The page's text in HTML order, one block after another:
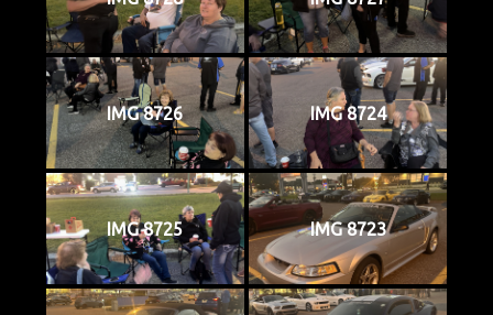
IMG 8726 IMG 8724
IMG 8725 IMG 8723